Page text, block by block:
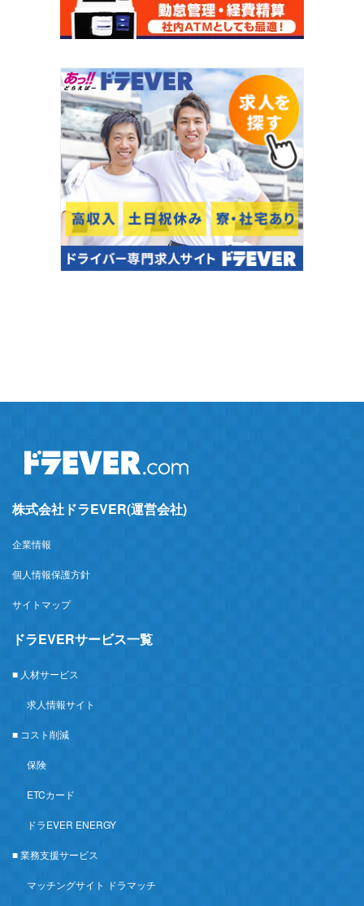
株式会社ドラEVER(運営会社)
企業情報
個人情報保護方針
サイトマップ
ドラEVERサービス一覧
■ 人材サービス
求人情報サイト
■ コスト削減
保険
ETCカード
ドラEVER ENERGY
■ 業務支援サービス
マッチングサイト ドラマッチ